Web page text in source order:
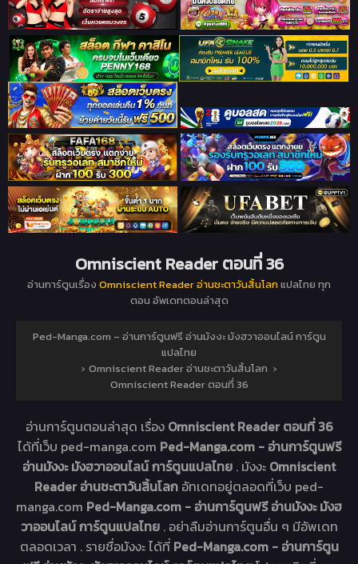
Omniscient Reader ตอนที่ 36
อ่านการ์ตูนเรื่อง Omniscient Reader อ่านชะตาวันสิ้นโลกแปลไทย ทุก
ตอน อัพเดทตอนล่าสุด
Ped-Manga.com – อ่านการ์ตูนฟรี อ่านมังงะ มังฮวาออนไลน์ การ์ตูน
แปลไทย
› Omniscient Reader อ่านชะตาวันสิ้นโลก ›
Omniscient Reader ตอนที่ 36
อ่านการ์ตูนตอนล่าสุด เรื่อง Omniscient Reader ตอนที่ 36
ได้ที่เว็บ ped-manga.com Ped-Manga.com - อ่านการ์ตูนฟรี
อ่านมังงะ มังฮวาออนไลน์ การ์ตูนแปลไทย . มังงะ Omniscient
Reader อ่านชะตาวันสิ้นโลก อัทเดทอยู่ตลอดที่เว็บ ped-
manga.com Ped-Manga.com - อ่านการ์ตูนฟรี อ่านมังงะ มังฮ
วาออนไลน์ การ์ตูนแปลไทย . อย่าลืมอ่านการ์ตูนอื่น ๆ มีอัพเดท
ตลอดเวลา . รายชื่อมังงะ ได้ที่ Ped-Manga.com - อ่านการ์ตูน